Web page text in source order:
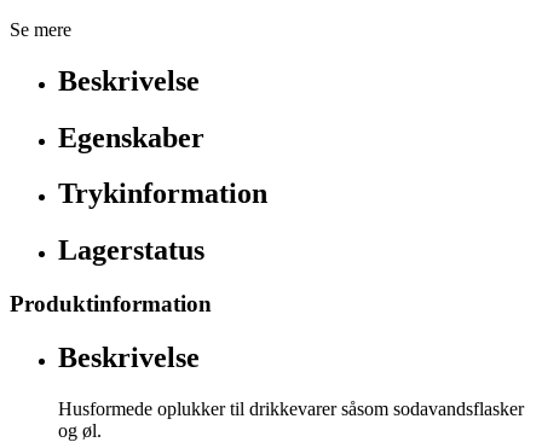
Se mere
Beskrivelse
Egenskaber
Trykinformation
Lagerstatus
Produktinformation
Beskrivelse
Husformede oplukker til drikkevarer såsom sodavandsflasker
og øl.